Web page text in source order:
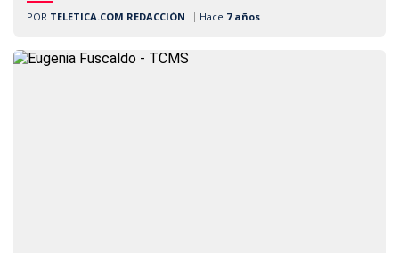
Hace 7 años
POR TELETICA.COM REDACCIÓN